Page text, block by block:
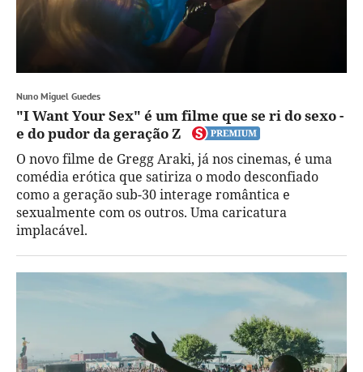
Nuno Miguel Guedes
"I Want Your Sex" é um filme que se ri do sexo -
e do pudor da geração Z
O novo filme de Gregg Araki, já nos cinemas, é uma
comédia erótica que satiriza o modo desconfiado
como a geração sub-30 interage romântica e
sexualmente com os outros. Uma caricatura
implacável.